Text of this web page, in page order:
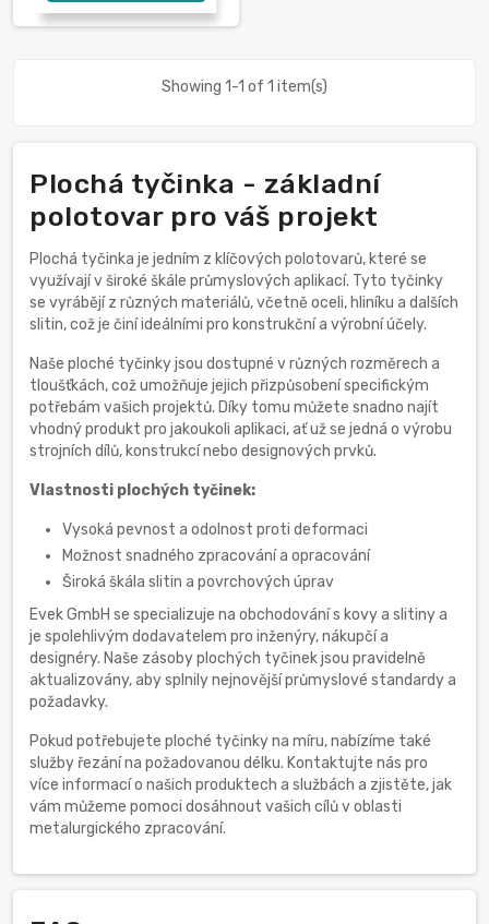
Showing 1-1 of 1 item(s)
Plochá tyčinka - základní
polotovar pro váš projekt
Plochá tyčinka je jedním z klíčových polotovarů, které se
využívají v široké škále průmyslových aplikací. Tyto tyčinky
se vyrábějí z různých materiálů, včetně oceli, hliníku a dalších
slitin, což je činí ideálními pro konstrukční a výrobní účely.
Naše ploché tyčinky jsou dostupné v různých rozměrech a
tloušťkách, což umožňuje jejich přizpůsobení specifickým
potřebám vašich projektů. Díky tomu můžete snadno najít
vhodný produkt pro jakoukoli aplikaci, ať už se jedná o výrobu
strojních dílů, konstrukcí nebo designových prvků.
Vlastnosti plochých tyčinek:
Vysoká pevnost a odolnost proti deformaci
Možnost snadného zpracování a opracování
Široká škála slitin a povrchových úprav
Evek GmbH se specializuje na obchodování s kovy a slitiny a
je spolehlivým dodavatelem pro inženýry, nákupčí a
designéry. Naše zásoby plochých tyčinek jsou pravidelně
aktualizovány, aby splnily nejnovější průmyslové standardy a
požadavky.
Pokud potřebujete ploché tyčinky na míru, nabízíme také
služby řezání na požadovanou délku. Kontaktujte nás pro
více informací o našich produktech a službách a zjistěte, jak
vám můžeme pomoci dosáhnout vašich cílů v oblasti
metalurgického zpracování.